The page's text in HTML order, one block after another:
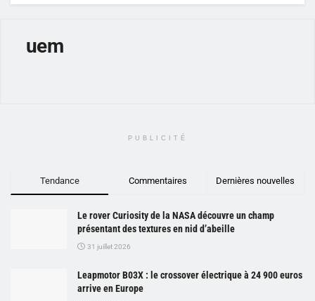
uem
PUBLICITÉ
Tendance Commentaires Dernières nouvelles
Le rover Curiosity de la NASA découvre un champ
présentant des textures en nid d’abeille
31 juillet 2026
Leapmotor B03X : le crossover électrique à 24 900 euros
arrive en Europe